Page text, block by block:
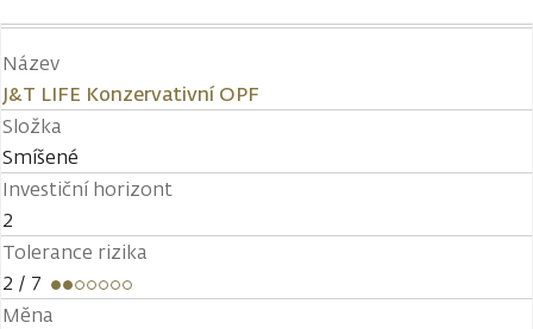
Název
J&T LIFE Konzervativní OPF
Složka
Smíšené
Investiční horizont
2
Tolerance rizika
2 / 7
Měna